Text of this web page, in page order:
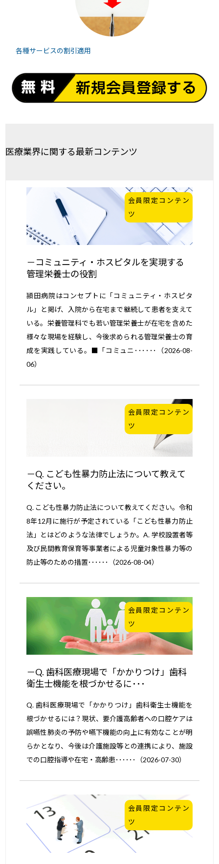
各種サービスの割引適用
医療業界に関する最新コンテンツ
会員限定コンテン
ツ
コミュニティ・ホスピタルを実現する
管理栄養士の役割
頴田病院はコンセプトに「コミュニティ・ホスピタ
ル」と掲げ、入院から在宅まで継続して患者を支えて
いる。栄養管理科でも若い管理栄養士が在宅を含めた
様々な現場を経験し、今後求められる管理栄養士の育
成を実践している。■「コミュニ･･････（2026-08-
06）
会員限定コンテン
ツ
Q. こども性暴力防止法について教えて
ください。
Q. こども性暴力防止法について教えてください。令和
8年12月に施行が予定されている「こども性暴力防止
法」とはどのような法律でしょうか。A. 学校設置者等
及び民間教育保育等事業者による児童対象性暴力等の
防止等のための措置･･････（2026-08-04）
会員限定コンテン
ツ
Q. 歯科医療現場で「かかりつけ」歯科
衛生士機能を根づかせるに･･･
Q. 歯科医療現場で「かかりつけ」歯科衛生士機能を
根づかせるには？現状、要介護高齢者への口腔ケアは
誤嚥性肺炎の予防や嚥下機能の向上に有効なことが明
らかとなり、今後は介護施設等との連携により、施設
での口腔指導や在宅・高齢患･･････（2026-07-30）
会員限定コンテン
ツ